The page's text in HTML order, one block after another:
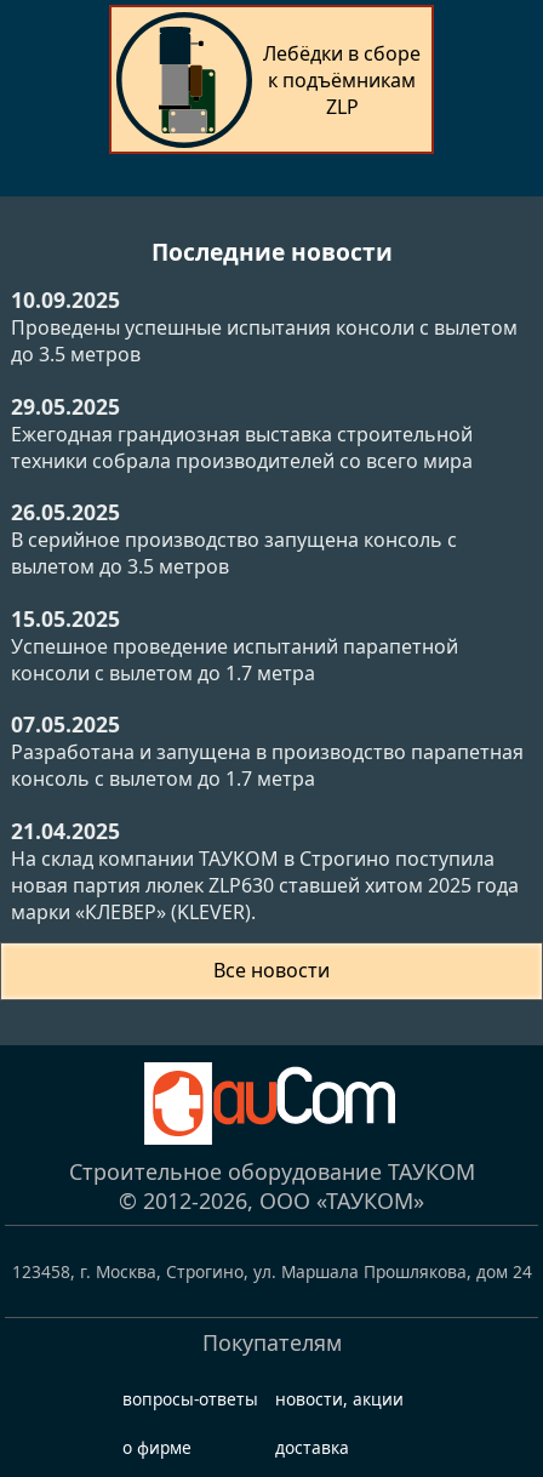
Лебёдки в сборе
к подъёмникам
ZLP
Последние новости
10.09.2025
Проведены успешные испытания консоли с вылетом
до 3.5 метров
29.05.2025
Ежегодная грандиозная выставка строительной
техники собрала производителей со всего мира
26.05.2025
В серийное производство запущена консоль с
вылетом до 3.5 метров
15.05.2025
Успешное проведение испытаний парапетной
консоли с вылетом до 1.7 метра
07.05.2025
Разработана и запущена в производство парапетная
консоль с вылетом до 1.7 метра
21.04.2025
На склад компании ТАУКОМ в Строгино поступила
новая партия люлек ZLP630 ставшей хитом 2025 года
марки «КЛЕВЕР» (KLEVER).
Все новости
Строительное оборудование ТАУКОМ
© 2012-2026, ООО «ТАУКОМ»
123458, г. Москва, Строгино, ул. Маршала Прошлякова, дом 24
Покупателям
вопросы-ответы
о фирме
новости, акции
доставка